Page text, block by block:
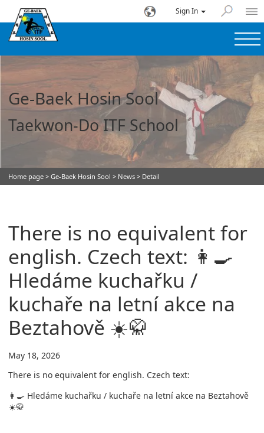
Sign In
Ge-Baek Hosin Sool
Taekwon-Do ITF School
Home page > Ge-Baek Hosin Sool > News > Detail
There is no equivalent for
english. Czech text: 👩‍🍳
Hledáme kuchařku /
kuchaře na letní akce na
Beztahově ☀️🥋
May 18, 2026
There is no equivalent for english. Czech text:
👩‍🍳 Hledáme kuchařku / kuchaře na letní akce na Beztahově
☀️🥋